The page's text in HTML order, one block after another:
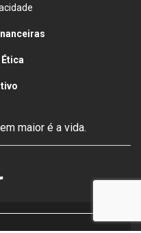
maior é a vida.